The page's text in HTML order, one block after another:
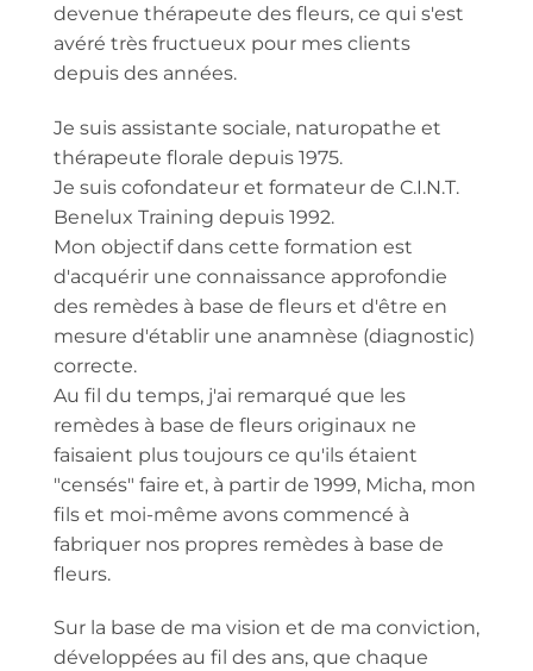
devenue thérapeute des fleurs, ce qui s'est
avéré très fructueux pour mes clients
depuis des années.
Je suis assistante sociale, naturopathe et
thérapeute florale depuis 1975.
Je suis cofondateur et formateur de C.I.N.T.
Benelux Training depuis 1992.
Mon objectif dans cette formation est
d'acquérir une connaissance approfondie
des remèdes à base de fleurs et d'être en
mesure d'établir une anamnèse (diagnostic)
correcte.
Au fil du temps, j'ai remarqué que les
remèdes à base de fleurs originaux ne
faisaient plus toujours ce qu'ils étaient
"censés" faire et, à partir de 1999, Micha, mon
fils et moi-même avons commencé à
fabriquer nos propres remèdes à base de
fleurs.
Sur la base de ma vision et de ma conviction,
développées au fil des ans, que chaque